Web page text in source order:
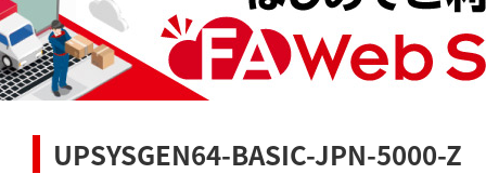
UPSYSGEN64-BASIC-JPN-5000-Z